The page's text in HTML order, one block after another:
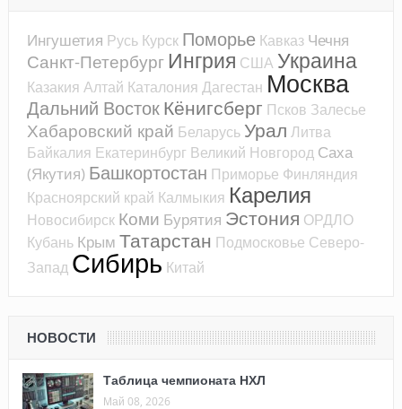
Ингушетия Русь Курск Поморье Кавказ Чечня
Санкт-Петербург Ингрия США Украина
Казакия Алтай Каталония Дагестан Москва
Дальний ВостокКёнигсберг Псков Залесье
Хабаровский край Беларусь Урал Литва
Байкалия Екатеринбург Великий Новгород Саха
(Якутия) Башкортостан Приморье Финляндия
Красноярский край Калмыкия Карелия
Новосибирск Коми Бурятия Эстония ОРДЛО
Кубань Крым Татарстан Подмосковье Северо-
Запад Сибирь Китай
НОВОСТИ
Таблица чемпионата НХЛ
Май 08, 2026